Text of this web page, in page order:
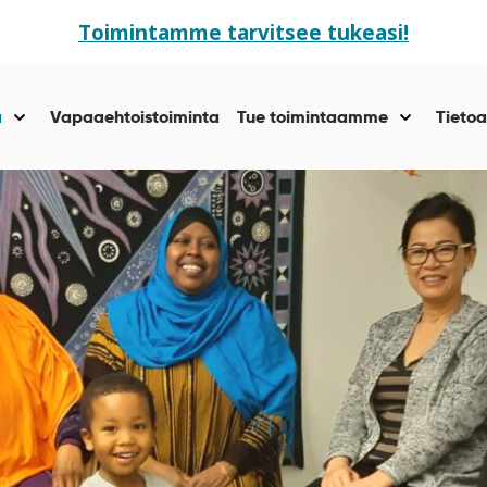
Toimintamme tarvitsee tukeasi!
Näytä
kohteelle
“Yhteisöllisyyttä
”
Vapaaehtoistoiminta Tue toimintaamme
Näytä
kohteelle
“Tue
”